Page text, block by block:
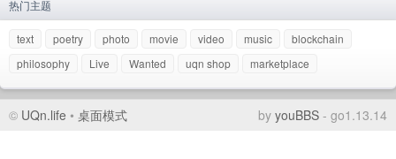
热门主题
text poetry photo movie video music
blockchain
philosophy
Live Wanted uqn shop marketplace
© UQn.life • 桌面模式 by youBBS - go1.13.14